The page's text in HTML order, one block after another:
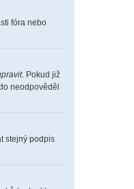
fóra nebo
. Pokud již
neodpověděl
stejný podpis